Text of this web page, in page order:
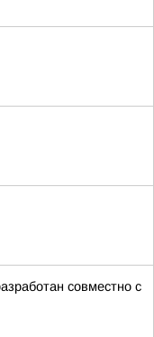
совместно с